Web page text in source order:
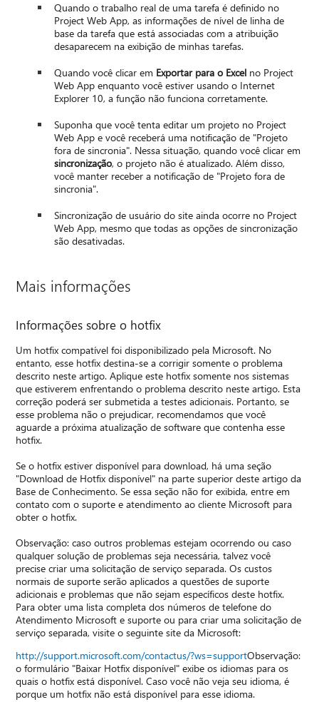
Quando o trabalho real de uma tarefa é definido no
Project Web App, as informações de nível de linha de
base da tarefa que está associadas com a atribuição
desaparecem na exibição de minhas tarefas.
Quando você clicar em Exportar para o Excel no Project
Web App enquanto você estiver usando o Internet
Explorer 10, a função não funciona corretamente.
Suponha que você tenta editar um projeto no Project
Web App e você receberá uma notificação de "Projeto
fora de sincronia". Nessa situação, quando você clicar em
sincronização, o projeto não é atualizado. Além disso,
você manter receber a notificação de "Projeto fora de
sincronia".
Sincronização de usuário do site ainda ocorre no Project
Web App, mesmo que todas as opções de sincronização
são desativadas.
Mais informações
Informações sobre o hotfix
Um hotfix compatível foi disponibilizado pela Microsoft. No
entanto, esse hotfix destina-se a corrigir somente o problema
descrito neste artigo. Aplique este hotfix somente nos sistemas
que estiverem enfrentando o problema descrito neste artigo. Esta
correção poderá ser submetida a testes adicionais. Portanto, se
esse problema não o prejudicar, recomendamos que você
aguarde a próxima atualização de software que contenha esse
hotfix.
Se o hotfix estiver disponível para download, há uma seção
"Download de Hotfix disponível" na parte superior deste artigo da
Base de Conhecimento. Se essa seção não for exibida, entre em
contato com o suporte e atendimento ao cliente Microsoft para
obter o hotfix.
Observação: caso outros problemas estejam ocorrendo ou caso
qualquer solução de problemas seja necessária, talvez você
precise criar uma solicitação de serviço separada. Os custos
normais de suporte serão aplicados a questões de suporte
adicionais e problemas que não sejam específicos deste hotfix.
Para obter uma lista completa dos números de telefone do
Atendimento Microsoft e suporte ou para criar uma solicitação de
serviço separada, visite o seguinte site da Microsoft:
http://support.microsoft.com/contactus/?ws=supportObservação:
o formulário "Baixar Hotfix disponível" exibe os idiomas para os
quais o hotfix está disponível. Caso você não veja seu idioma, é
porque um hotfix não está disponível para esse idioma.